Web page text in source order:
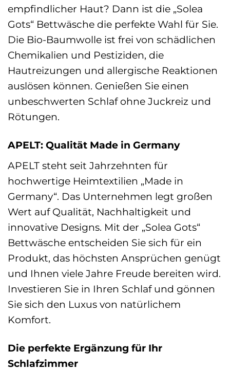
empfindlicher Haut? Dann ist die „Solea
Gots“ Bettwäsche die perfekte Wahl für Sie.
Die Bio-Baumwolle ist frei von schädlichen
Chemikalien und Pestiziden, die
Hautreizungen und allergische Reaktionen
auslösen können. Genießen Sie einen
unbeschwerten Schlaf ohne Juckreiz und
Rötungen.
APELT: Qualität Made in Germany
APELT steht seit Jahrzehnten für
hochwertige Heimtextilien „Made in
Germany“. Das Unternehmen legt großen
Wert auf Qualität, Nachhaltigkeit und
innovative Designs. Mit der „Solea Gots“
Bettwäsche entscheiden Sie sich für ein
Produkt, das höchsten Ansprüchen genügt
und Ihnen viele Jahre Freude bereiten wird.
Investieren Sie in Ihren Schlaf und gönnen
Sie sich den Luxus von natürlichem
Komfort.
Die perfekte Ergänzung für Ihr
Schlafzimmer